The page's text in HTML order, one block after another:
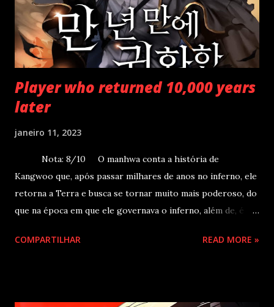
“Eu tenho um braço direito?” Ele tinha uma nova tradição
familiar. Um corpo naturalmente dot...
Player who returned 10,000 years
later
janeiro 11, 2023
Nota: 8/10 O manhwa conta a história de
Kangwoo que, após passar milhares de anos no inferno, ele
retorna a Terra e busca se tornar muito mais poderoso, do
que na época em que ele governava o inferno, além de, é
KangWoo de repente foi para o Inferno, apenas com seu
COMPARTILHAR READ MORE »